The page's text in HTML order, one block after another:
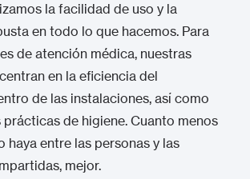
la facilidad de uso y la
en todo lo que hacemos. Para
de atención médica, nuestras
en la eficiencia del
de las instalaciones, así como
prácticas de higiene. Cuanto menos
entre las personas y las
mejor.